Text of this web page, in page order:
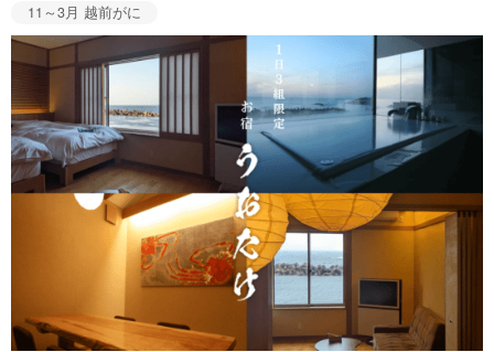
11～3月 越前がに